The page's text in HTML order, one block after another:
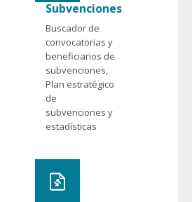
Subvenciones
Buscador de
convocatorias y
beneficiarios de
subvenciones,
Plan estratégico
de
subvenciones y
estadísticas